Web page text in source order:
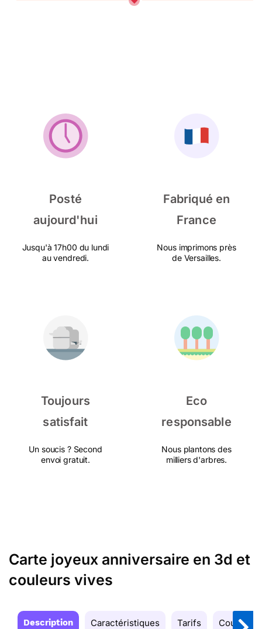
Posté
aujourd'hui
Jusqu'à 17h00 du lundi
au vendredi.
Fabriqué en
France
Nous imprimons près
de Versailles.
Toujours
satisfait
Un soucis ? Second
envoi gratuit.
Eco
responsable
Nous plantons des
milliers d'arbres.
Carte joyeux anniversaire en 3d et
couleurs vives
Description Caractéristiques Tarifs Couleurs